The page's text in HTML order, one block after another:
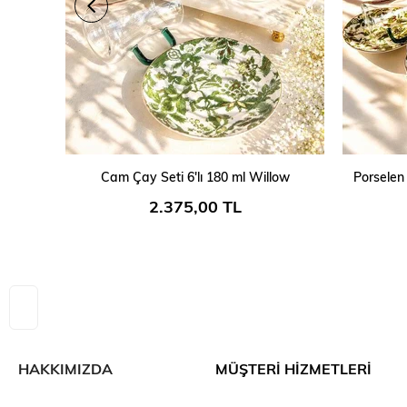
SEPETE EKLE
Cam Çay Seti 6'lı 180 ml Willow
2.375,00 TL
HAKKIMIZDA MÜŞTERİ HİZMETLERİ